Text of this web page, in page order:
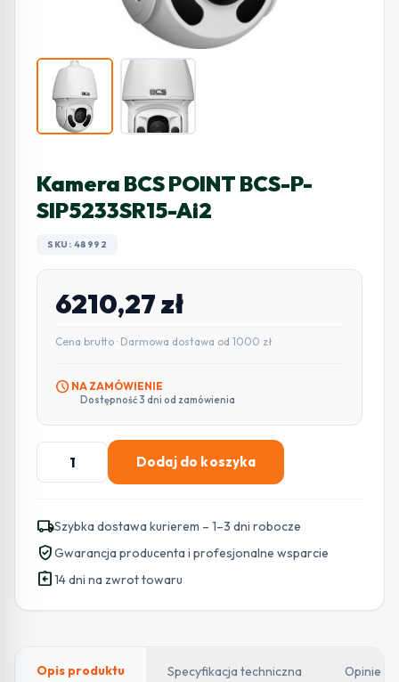
Kamera BCS POINT BCS-P-
SIP5233SR15-Ai2
SKU: 48992
6210,27zł
Cena brutto · Darmowa dostawa od 1000 zł
schedule NA ZAMÓWIENIE
Dostępność 3 dni od zamówienia
ilość
Kamera
BCS-
P-
SIP5233SR15-
Dodaj do koszyka
local_shippingSzybka dostawa kurierem – 1–3 dni robocze
verified_userGwarancja producenta i profesjonalne wsparcie
assignment_return14 dni na zwrot towaru
Opis produktu Specyfikacja techniczna Opinie